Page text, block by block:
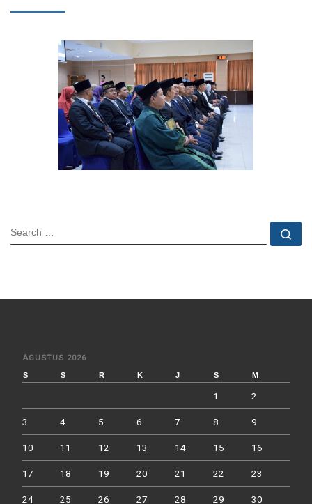
SEARCH
AGUSTUS 2026
S S R K J S M
1 2
3 4 5 6 7 8 9
10 11 12 13 14 15 16
17 18 19 20 21 22 23
24 25 26 27 28 29 30